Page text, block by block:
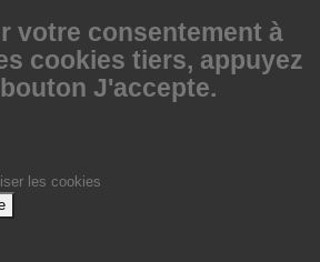
votre consentement à
cookies tiers, appuyez
J'accepte.
les cookies